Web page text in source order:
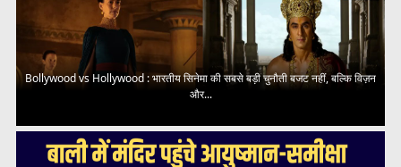
Bollywood vs Hollywood : भारतीय सिनेमा की सबसे बड़ी चुनौती बजट नहीं, बल्कि विज़न
और...